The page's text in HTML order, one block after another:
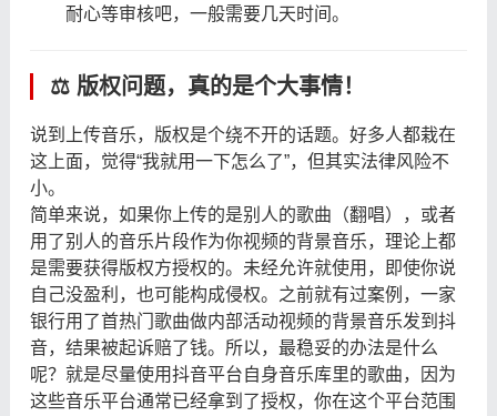
耐心等审核吧，一般需要几天时间。
⚖️ 版权问题，真的是个大事情！
说到上传音乐，版权是个绕不开的话题。好多人都栽在
这上面，觉得“我就用一下怎么了”，但其实法律风险不
小。
简单来说，如果你上传的是别人的歌曲（翻唱），或者
用了别人的音乐片段作为你视频的背景音乐，理论上都
是需要获得版权方授权的。未经允许就使用，即使你说
自己没盈利，也可能构成侵权。之前就有过案例，一家
银行用了首热门歌曲做内部活动视频的背景音乐发到抖
音，结果被起诉赔了钱。所以，最稳妥的办法是什么
呢？就是尽量使用抖音平台自身音乐库里的歌曲，因为
这些音乐平台通常已经拿到了授权，你在这个平台范围